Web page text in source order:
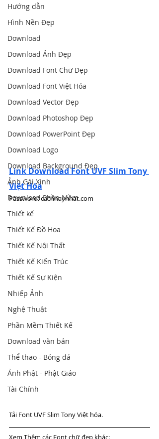
Hướng dẫn
Hình Nền Đẹp
Download
Download Ảnh Đẹp
Download Font Chữ Đẹp
Download Font Việt Hóa
Download Vector Đẹp
Download Photoshop Đẹp
Download PowerPoint Đẹp
Download Logo
Download Background Đẹp
Ảnh Gái Xinh
Download Phần Mềm
Thiết kế
Thiết Kế Đồ Họa
Thiết Kế Nội Thất
Thiết Kế Kiến Trúc
Thiết Kế Sự Kiện
Nhiếp Ảnh
Nghệ Thuật
Phần Mềm Thiết Kế
Download văn bản
Thể thao - Bóng đá
Ảnh Phật - Phật Giáo
Tài Chính
Link Download Font UVF Slim Tony
Việt Hóa
Password: cachhaynhat.com
Tải Font UVF Slim Tony Việt hóa.
Xem Thêm các Font chữ đẹp khác: